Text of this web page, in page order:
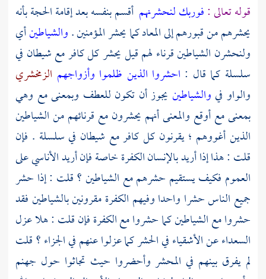
قوله تعالى :فوربك لنحشرنهم أقسم بنفسه بعد إقامة الحجة بأنه
يحشرهم من قبورهم إلى المعاد كما يحشر المؤمنين .والشياطينأي
ولنحشرن الشياطين قرناء لهم قيل يحشر كل كافر مع شيطان في
سلسلة كما قال : احشروا الذين ظلموا وأزواجهم الزمخشري
والواو فيوالشياطين يجوز أن تكون للعطف وبمعنى مع وهي
بمعنى مع أوقع والمعنى أنهم يحشرون مع قرنائهم من الشياطين
الذين أغووهم ؛ يقرنون كل كافر مع شيطان في سلسلة . فإن
قلت : هذا إذا أريد بالإنسان الكفرة خاصة فإن أريد الأناسي على
العموم فكيف يستقيم حشرهم مع الشياطين ؟ قلت : إذا حشر
جميع الناس حشرا واحدا وفيهم الكفرة مقرونين بالشياطين فقد
حشروا مع الشياطين كما حشروا مع الكفرة فإن قلت : هلا عزل
السعداء عن الأشقياء في الحشر كما عزلوا عنهم في الجزاء ؟ قلت
لم يفرق بينهم في المحشر وأحضروا حيث تجاثوا حول جهنم